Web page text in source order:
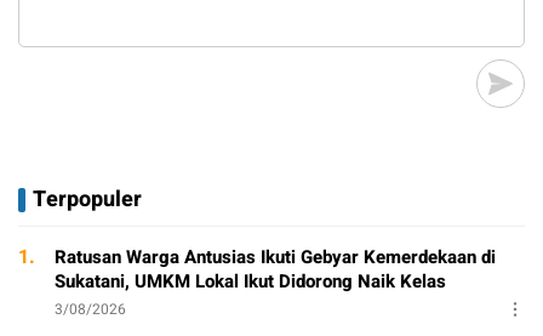
Terpopuler
1.
Ratusan Warga Antusias Ikuti Gebyar Kemerdekaan di
Sukatani, UMKM Lokal Ikut Didorong Naik Kelas
3/08/2026